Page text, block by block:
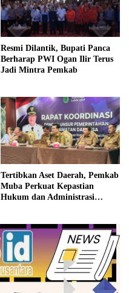
Resmi Dilantik, Bupati Panca
Berharap PWI Ogan Ilir Terus
Jadi Mintra Pemkab
Tertibkan Aset Daerah, Pemkab
Muba Perkuat Kepastian
Hukum dan Administrasi